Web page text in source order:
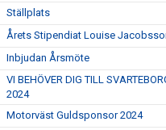
Ställplats
Årets Stipendiat Louise
Inbjudan Årsmöte
VI BEHÖVER DIG TILL
2024
Motorväst Guldsponsor 2024